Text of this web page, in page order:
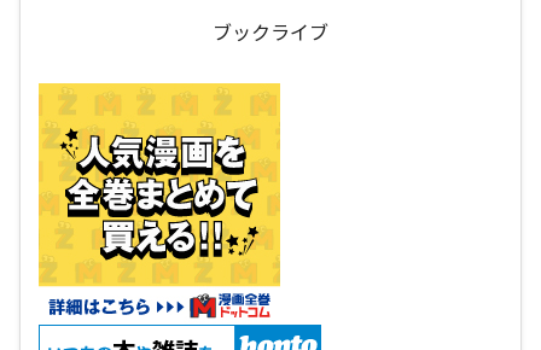
ブックライブ